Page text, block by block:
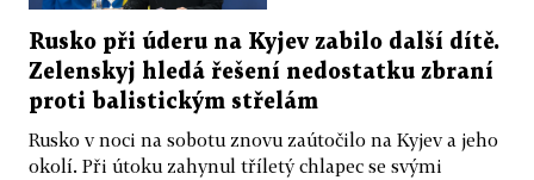
Rusko při úderu na Kyjev zabilo další dítě.
Zelenskyj hledá řešení nedostatku zbraní
proti balistickým střelám
Rusko v noci na sobotu znovu zaútočilo na Kyjev a jeho
okolí. Při útoku zahynul tříletý chlapec se svými